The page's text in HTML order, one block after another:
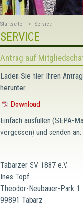
Startseite -> Service
SERVICE
Antrag auf
Laden Sie hier Ihren
herunter.
Download
Einfach ausfüllen (SEPA-
vergessen) und senden an:
Tabarzer SV 1887 e.V.
Ines Topf
Theodor-Neubauer-Park 1
99891 Tabarz